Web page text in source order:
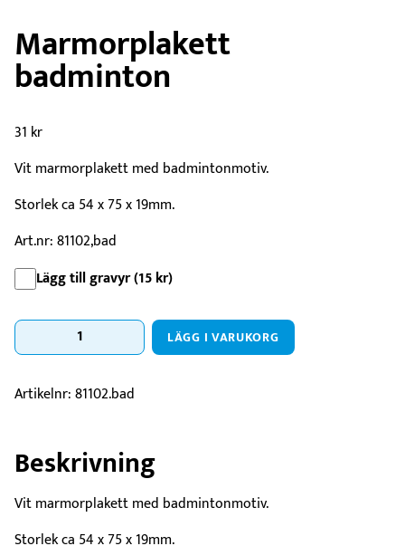
Marmorplakett
badminton
31 kr
Vit marmorplakett med badmintonmotiv.
Storlek ca 54 x 75 x 19mm.
Art.nr: 81102,bad
Lägg till gravyr (15kr)
Marmorplakett
badminton
LÄGG I VARUKORG
Artikelnr:81102.bad
Beskrivning
Vit marmorplakett med badmintonmotiv.
Storlek ca 54 x 75 x 19mm.